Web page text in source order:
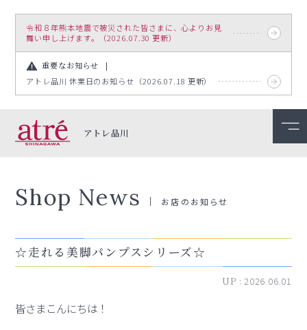
令和８年熊本地震で被災された皆さまに、心よりお見
舞い申し上げます。（2026.07.30 更新）
重要なお知らせ
アトレ品川 休業日のお知らせ（2026.07.18 更新）
アトレ品川
Shop News お店のお知らせ
☆走れる美脚パンプスシリーズ☆
UP : 2026.06.01
皆さまこんにちは！